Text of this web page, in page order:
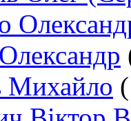
Михайло